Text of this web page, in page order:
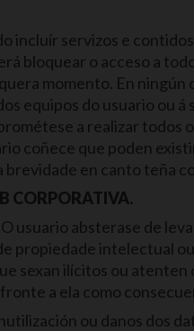
servizos e
bloquear o acceso a
momento. En ningún
equipos do usuario ou
a realizar todos
coñece que poden
en canto teña
CORPORATIVA.
usuario absterase de
propiedade intelectual
sexan ilícitos ou
a ela como
ou danos dos